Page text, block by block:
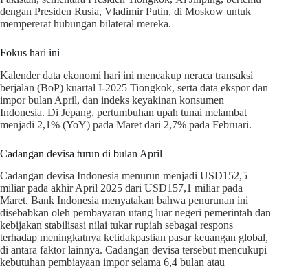
dengan Presiden Rusia, Vladimir Putin, di Moskow untuk
mempererat hubungan bilateral mereka.
Fokus hari ini
Kalender data ekonomi hari ini mencakup neraca transaksi
berjalan (BoP) kuartal I-2025 Tiongkok, serta data ekspor dan
impor bulan April, dan indeks keyakinan konsumen
Indonesia. Di Jepang, pertumbuhan upah tunai melambat
menjadi 2,1% (YoY) pada Maret dari 2,7% pada Februari.
Cadangan devisa turun di bulan April
Cadangan devisa Indonesia menurun menjadi USD152,5
miliar pada akhir April 2025 dari USD157,1 miliar pada
Maret. Bank Indonesia menyatakan bahwa penurunan ini
disebabkan oleh pembayaran utang luar negeri pemerintah dan
kebijakan stabilisasi nilai tukar rupiah sebagai respons
terhadap meningkatnya ketidakpastian pasar keuangan global,
di antara faktor lainnya. Cadangan devisa tersebut mencukupi
kebutuhan pembiayaan impor selama 6,4 bulan atau